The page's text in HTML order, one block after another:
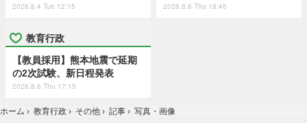
2026.8.4 Tue 12:15 2026.8.6 Thu 18:45
教育行政
【教員採用】熊本地震で延期
の2次試験、新日程発表
2026.8.6 Thu 17:15
ホーム › 教育行政 › その他 › 記事 › 写真・画像